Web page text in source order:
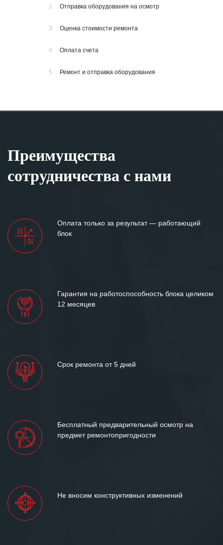
2 Отправка оборудования на осмотр
3 Оценка стоимости ремонта
4 Оплата счета
5 Ремонт и отправка оборудования
Преимущества
сотрудничества с нами
Оплата только за результат — работающий
блок
Гарантия на работоспособность блока целиком
12 месяцев
Срок ремонта от 5 дней
Бесплатный предварительный осмотр на
предмет ремонтопригодности
Не вносим конструктивных изменений